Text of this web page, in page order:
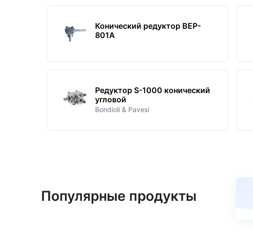
Конический редуктор BEP-
801A
Редуктор S-1000 конический
угловой
Bondioli & Pavesi
Популярные продукты